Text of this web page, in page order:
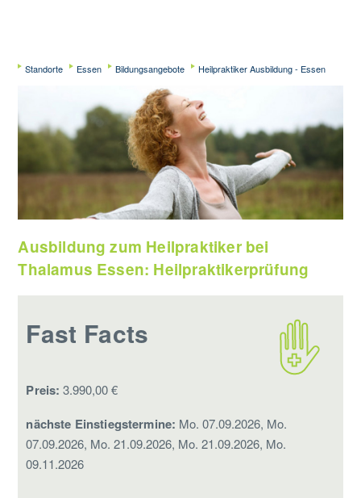
Standorte Essen Bildungsangebote Heilpraktiker Ausbildung - Essen
Ausbildung zum Heilpraktiker bei
Thalamus Essen: Heilpraktikerprüfung
Fast Facts
Preis: 3.990,00 €
nächste Einstiegstermine: Mo. 07.09.2026, Mo.
07.09.2026, Mo. 21.09.2026, Mo. 21.09.2026, Mo.
09.11.2026